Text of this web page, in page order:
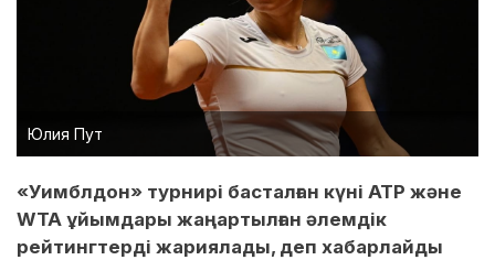
Юлия Пут
«Уимблдон» турнирі басталған күні ATP және
WTA ұйымдары жаңартылған әлемдік
рейтингтерді жариялады, деп хабарлайды